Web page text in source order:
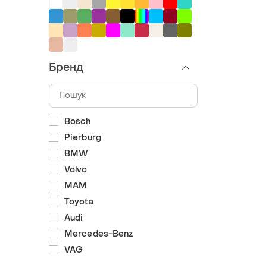
Бренд
Bosch
Pierburg
BMW
Volvo
MAM
Toyota
Audi
Mercedes-Benz
VAG